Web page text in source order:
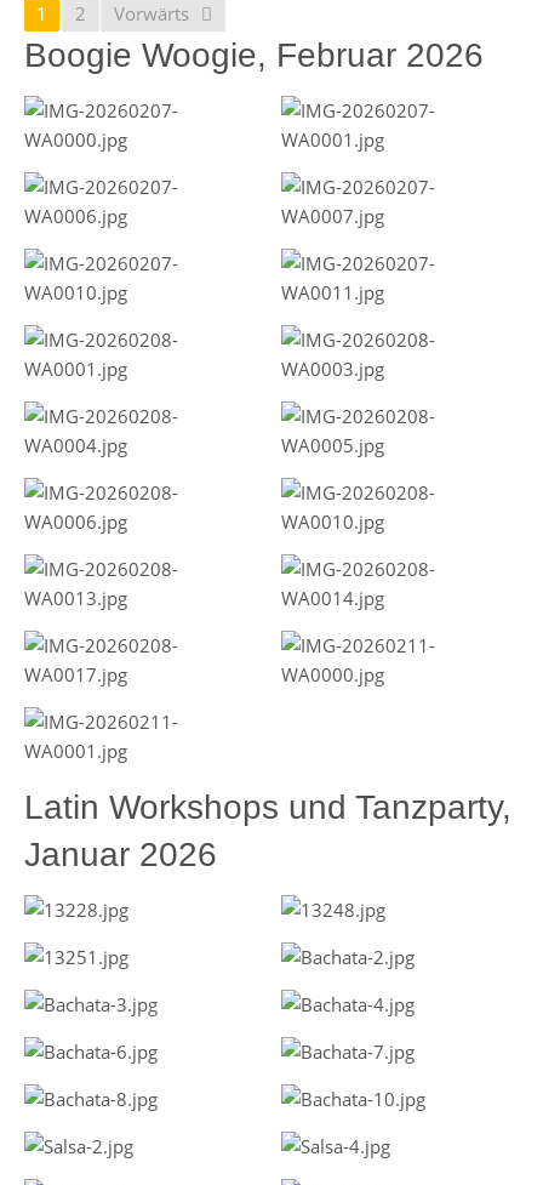
1 2 Vorwärts
Boogie Woogie, Februar 2026
Latin Workshops und Tanzparty,
Januar 2026